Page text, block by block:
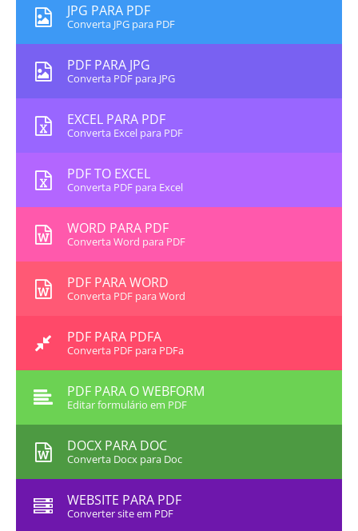
JPG PARA PDF
Converta JPG para PDF
PDF PARA JPG
Converta PDF para JPG
EXCEL PARA PDF
Converta Excel para PDF
PDF TO EXCEL
Converta PDF para Excel
WORD PARA PDF
Converta Word para PDF
PDF PARA WORD
Converta PDF para Word
PDF PARA PDFA
Converta PDF para PDFa
PDF PARA O WEBFORM
Editar formulário em PDF
DOCX PARA DOC
Converta Docx para Doc
WEBSITE PARA PDF
Converter site em PDF